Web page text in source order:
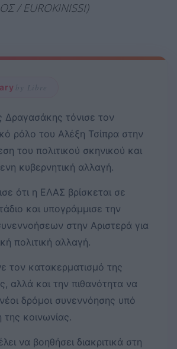
/ EUROKINISSI)
by Libre
Δραγασάκης τόνισε τον
ρόλο του Αλέξη Τσίπρα στην
του πολιτικού σκηνικού και
κυβερνητική αλλαγή.
ότι η ΕΛΑΣ βρίσκεται σε
και υπογράμμισε την
στην Αριστερά για
πολιτική αλλαγή.
τον κατακερματισμό της
αλλά και την πιθανότητα να
δρόμοι συνεννόησης υπό
της κοινωνίας.
να βοηθήσει διακριτικά στη